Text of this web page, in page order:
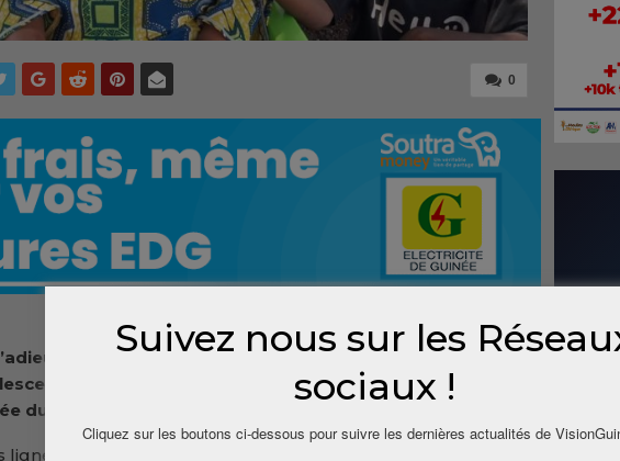
0
bouleversante adressée à sa mère, Mohamed
de 19 ans, a justifié son choix de mettre fin à ses
du dimanche 6 avril à Gbessia.
le défunt a présenté ses excuses à sa mère
Suivez nous sur les
sociaux !
Cliquez sur les boutons ci-dessous pour suivre les dernières actualités de